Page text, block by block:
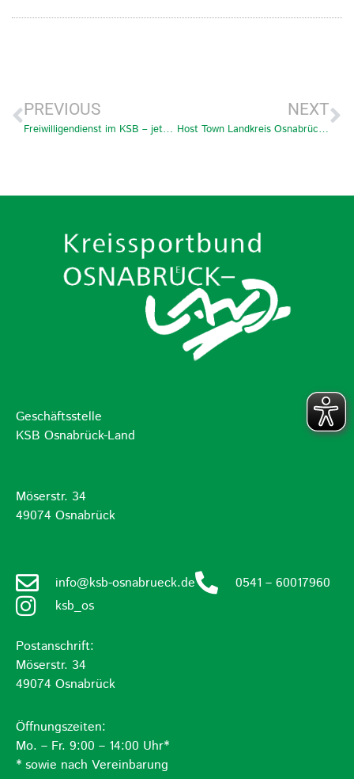
PREVIOUS
Freiwilligendienst im KSB – jetzt bewerben!
NEXT
Host Town Landkreis Osnabrück Gastgeber für SO Turkmenistan
Geschäftsstelle
KSB Osnabrück-Land
Möserstr. 34
49074 Osnabrück
info@ksb-osnabrueck.de
0541 – 60017960
ksb_os
Postanschrift:
Möserstr. 34
49074 Osnabrück
Öffnungszeiten:
Mo. – Fr. 9:00 – 14:00 Uhr*
* sowie nach Vereinbarung